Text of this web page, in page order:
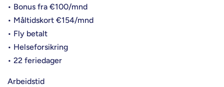
• Bonus fra €100/mnd
• Måltidskort €154/mnd
• Fly betalt
• Helseforsikring
• 22 feriedager
Arbeidstid